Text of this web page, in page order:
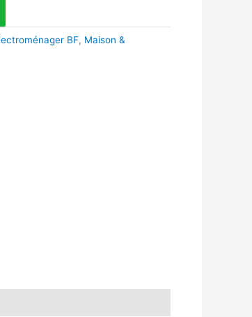
BF, Maison &